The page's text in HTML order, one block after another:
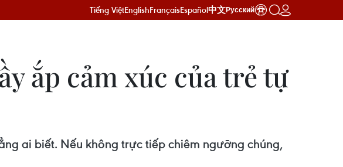
Tiếng ViệtEnglishFrançaisEspañol中文Русский
ắp cảm xúc của trẻ tự
ai biết. Nếu không trực tiếp chiêm ngưỡng chúng,